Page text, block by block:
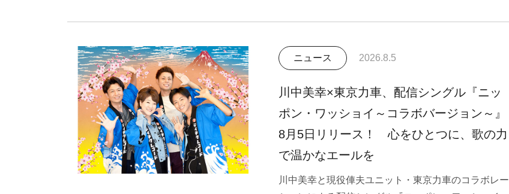
ニュース 2026.8.5
川中美幸×東京力車、配信シングル『ニッ
ポン・ワッショイ～コラボバージョン～』
8月5日リリース！ 心をひとつに、歌の力
で温かなエールを
川中美幸と現役俥夫ユニット・東京力車のコラボレー